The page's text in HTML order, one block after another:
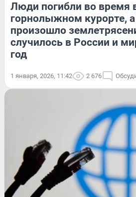
Люди погибли во время
горнолыжном курорте,
произошло
случилось в России и
год
1 января, 2026, 11:42 2 676